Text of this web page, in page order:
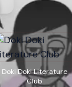
Doki Doki Literature
Club